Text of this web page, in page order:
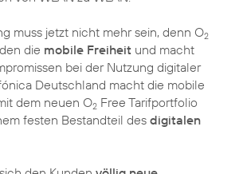
muss jetzt nicht mehr sein, denn O2
die mobile Freiheit und macht
bei der Nutzung digitaler
Deutschland macht die mobile
dem neuen O2 Free Tarifportfolio
festen Bestandteil des digitalen